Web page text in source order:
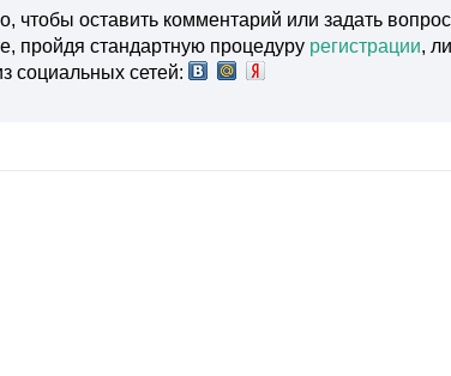
чтобы оставить комментарий или задать
пройдя стандартную процедуру регистрации,
социальных сетей: